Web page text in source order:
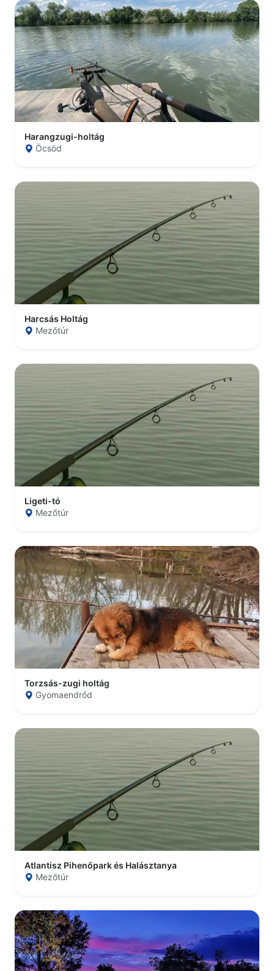
Harangzugi-holtág
Öcsöd
Harcsás Holtág
Mezőtúr
Ligeti-tó
Mezőtúr
Torzsás-zugi holtág
Gyomaendrőd
Atlantisz Pihenőpark és Halásztanya
Mezőtúr